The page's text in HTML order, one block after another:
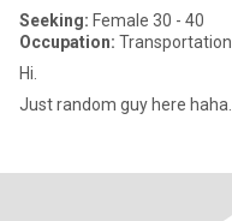
Seeking: Female 30 - 40
Occupation: Transportation
Hi.
Just random guy here haha.